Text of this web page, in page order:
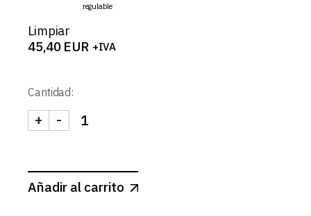
regulable
Limpiar
45,40 EUR +IVA
Cantidad:
ABISAL-SPOT REDONDO FIJO CONCAVO 6W
-
+
Añadir al carrito